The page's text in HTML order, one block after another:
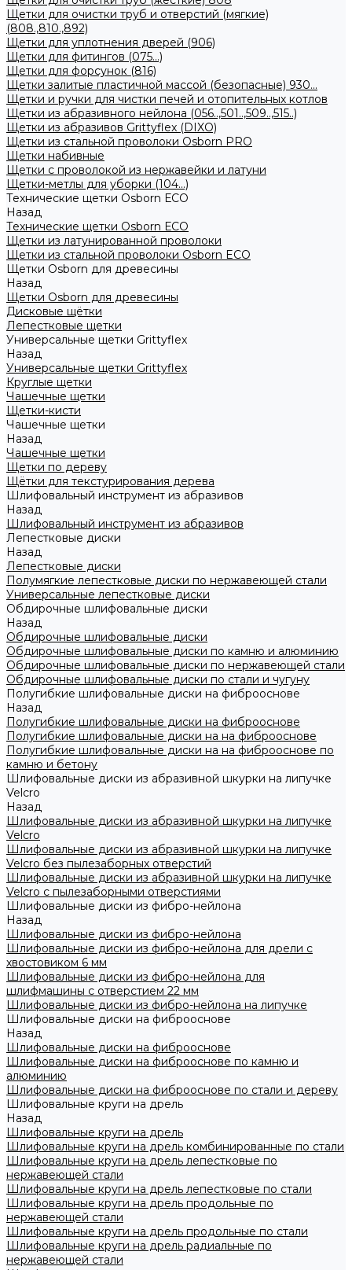
Щетки для очистки труб и отверстий (мягкие)
(808.,810.,892)
Щетки для уплотнения дверей (906)
Щетки для фитингов (075...)
Щетки для форсунок (816)
Щетки залитые пластичной массой (безопасные) 930...
Щетки и ручки для чистки печей и отопительных котлов
Щетки из абразивного нейлона (056..,501..,509..,515..)
Щетки из абразивов Grittyflex (DIXO)
Щетки из стальной проволоки Osborn PRO
Щетки набивные
Щетки с проволокой из нержавейки и латуни
Щетки-метлы для уборки (104...)
Технические щетки Osborn ЕСО
Назад
Технические щетки Osborn ЕСО
Щетки из латунированной проволоки
Щетки из стальной проволоки Osborn ECO
Щетки Osborn для древесины
Назад
Щетки Osborn для древесины
Дисковые щётки
Лепестковые щетки
Универсальные щетки Grittyflex
Назад
Универсальные щетки Grittyflex
Круглые щетки
Чашечные щетки
Щетки-кисти
Чашечные щетки
Назад
Чашечные щетки
Щетки по дереву
Щётки для текстурирования дерева
Шлифовальный инструмент из абразивов
Назад
Шлифовальный инструмент из абразивов
Лепестковые диски
Назад
Лепестковые диски
Полумягкие лепестковые диски по нержавеющей стали
Универсальные лепестковые диски
Обдирочные шлифовальные диски
Назад
Обдирочные шлифовальные диски
Обдирочные шлифовальные диски по камню и алюминию
Обдирочные шлифовальные диски по нержавеющей стали
Обдирочные шлифовальные диски по стали и чугуну
Полугибкие шлифовальные диски на фиброоснове
Назад
Полугибкие шлифовальные диски на фиброоснове
Полугибкие шлифовальные диски на на фиброоснове
Полугибкие шлифовальные диски на на фиброоснове по
камню и бетону
Шлифовальные диски из абразивной шкурки на липучке
Velcro
Назад
Шлифовальные диски из абразивной шкурки на липучке
Velcro
Шлифовальные диски из абразивной шкурки на липучке
Velcro без пылезаборных отверстий
Шлифовальные диски из абразивной шкурки на липучке
Velcro с пылезаборными отверстиями
Шлифовальные диски из фибро-нейлона
Назад
Шлифовальные диски из фибро-нейлона
Шлифовальные диски из фибро-нейлона для дрели с
хвостовиком 6 мм
Шлифовальные диски из фибро-нейлона для
шлифмашины с отверстием 22 мм
Шлифовальные диски из фибро-нейлона на липучке
Шлифовальные диски на фиброоснове
Назад
Шлифовальные диски на фиброоснове
Шлифовальные диски на фиброоснове по камню и
алюминию
Шлифовальные диски на фиброоснове по стали и дереву
Шлифовальные круги на дрель
Назад
Шлифовальные круги на дрель
Шлифовальные круги на дрель комбинированные по стали
Шлифовальные круги на дрель лепестковые по
нержавеющей стали
Шлифовальные круги на дрель лепестковые по стали
Шлифовальные круги на дрель продольные по
нержавеющей стали
Шлифовальные круги на дрель продольные по стали
Шлифовальные круги на дрель радиальные по
нержавеющей стали